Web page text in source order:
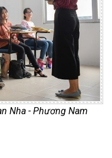
Nha - Phương Nam